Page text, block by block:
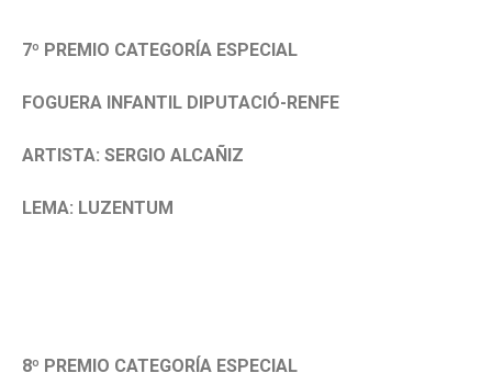
7º PREMIO CATEGORÍA ESPECIAL
FOGUERA INFANTIL DIPUTACIÓ-RENFE
ARTISTA: SERGIO ALCAÑIZ
LEMA: LUZENTUM
8º PREMIO CATEGORÍA ESPECIAL